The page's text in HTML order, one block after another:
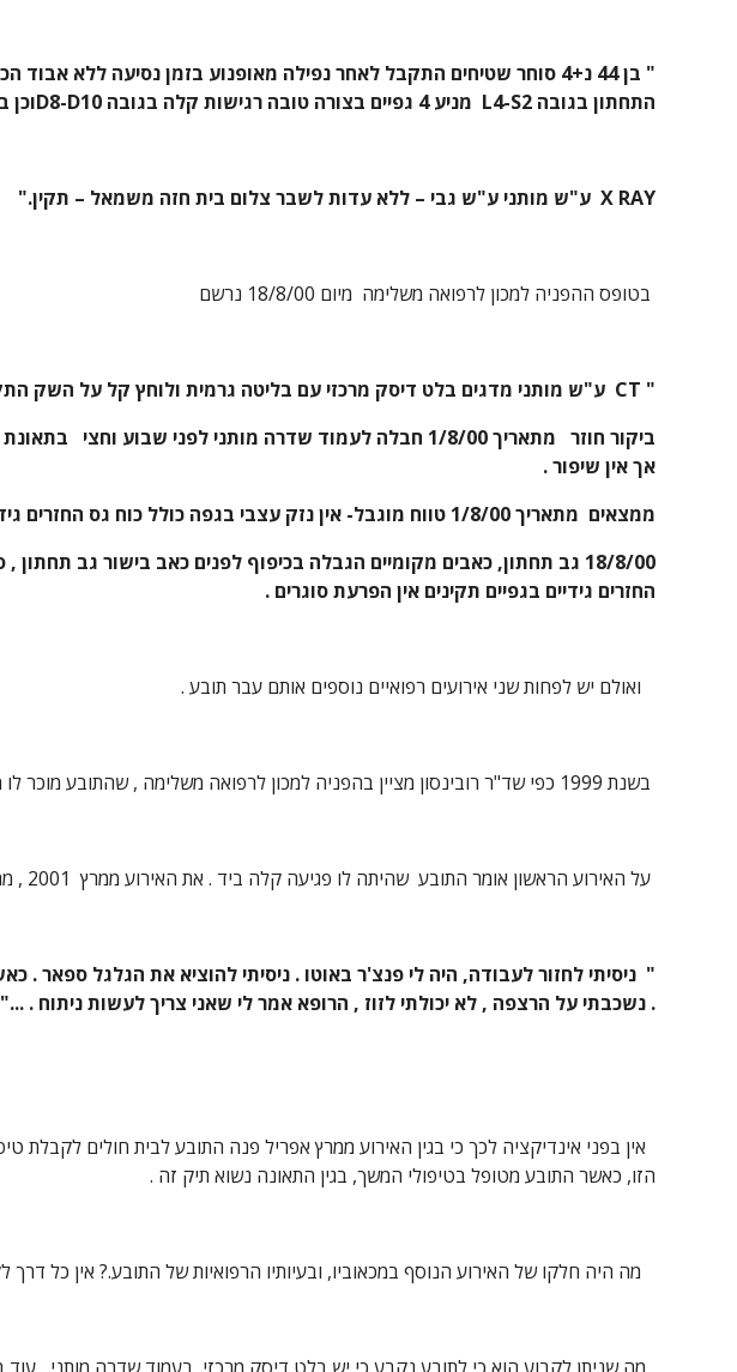
התחתון בגובה L4-S2  מניע 4 גפיים בצורה טובה רגישות קלה בגובה D8-D10וכן בצלעות משמאל .
X RAY  ע"ש מותני ע"ש גבי – ללא עדות לשבר צלום בית חזה משמאל – תקין."
" CT  ע"ש מותני מדגים בלט דיסק מרכזי עם בליטה גרמית ולוחץ קל על השק התקאלי .
אך אין שיפור .
ממצאים  מתאריך 1/8/00 טווח מוגבל- אין נזק עצבי בגפה כולל כוח גס החזרים גידיים ותחושה
החזרים גידיים בגפיים תקינים אין הפרעת סוגרים .
על האירוע הראשון אומר התובע  שהיתה לו פגיעה קלה ביד . את האירוע ממרץ  2001 , מתאר התובע כך -
. נשכבתי על הרצפה , לא יכולתי לזוז , הרופא אמר לי שאני צריך לעשות ניתוח . ..."
הזו, כאשר התובע מטופל בטיפולי המשך, בגין התאונה נשוא תיק זה .